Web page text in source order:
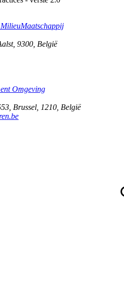
, 9300 België
Omgeving
Brussel 1210 België